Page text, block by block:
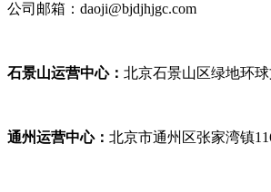
公司邮箱：daoji@bjdjhjgc.com
石景山运营中心： 北京石景山区绿地环
通州运营中心： 北京市通州区张家湾镇